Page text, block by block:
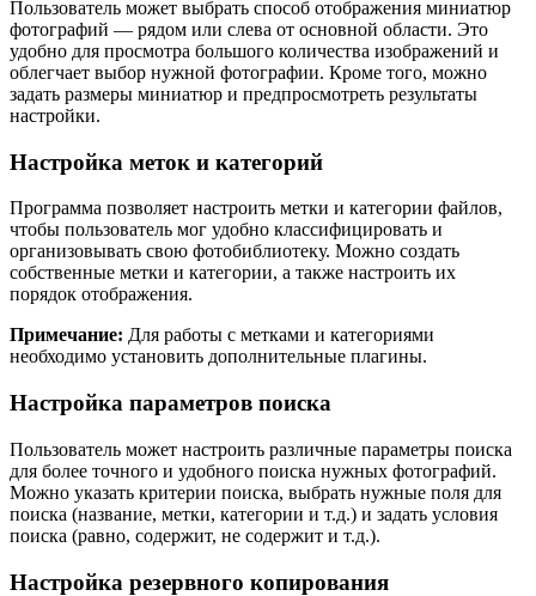
Пользователь может выбрать способ отображения миниатюр
фотографий — рядом или слева от основной области. Это
удобно для просмотра большого количества изображений и
облегчает выбор нужной фотографии. Кроме того, можно
задать размеры миниатюр и предпросмотреть результаты
настройки.
Настройка меток и категорий
Программа позволяет настроить метки и категории файлов,
чтобы пользователь мог удобно классифицировать и
организовывать свою фотобиблиотеку. Можно создать
собственные метки и категории, а также настроить их
порядок отображения.
Примечание: Для работы с метками и категориями
необходимо установить дополнительные плагины.
Настройка параметров поиска
Пользователь может настроить различные параметры поиска
для более точного и удобного поиска нужных фотографий.
Можно указать критерии поиска, выбрать нужные поля для
поиска (название, метки, категории и т.д.) и задать условия
поиска (равно, содержит, не содержит и т.д.).
Настройка резервного копирования